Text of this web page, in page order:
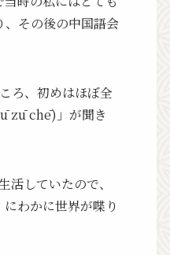
その後の中国語会
ろ、初めはほぼ全
zū chē)」が聞き
していたので、
わかに世界が喋り